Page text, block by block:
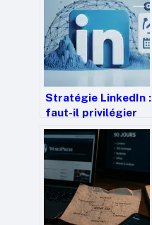
Stratégie LinkedIn :
faut-il privilégier
votre profil
personnel ou votre
page entreprise ?